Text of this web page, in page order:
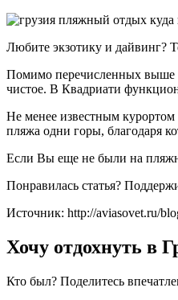
Любите экзотику и дайвинг?
Помимо перечисленных выше
чистое. В Квадриати
Не менее известным
пляжа одни горы, благодаря
Если Вы еще не были на
Понравилась статья?
Источник: http://aviasovet.ru/
Хочу отдохнуть в
Кто был? Поделитесь